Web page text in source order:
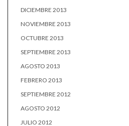
DICIEMBRE 2013
NOVIEMBRE 2013
OCTUBRE 2013
SEPTIEMBRE 2013
AGOSTO 2013
FEBRERO 2013
SEPTIEMBRE 2012
AGOSTO 2012
JULIO 2012